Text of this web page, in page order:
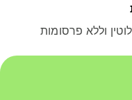
וללא פרסומות